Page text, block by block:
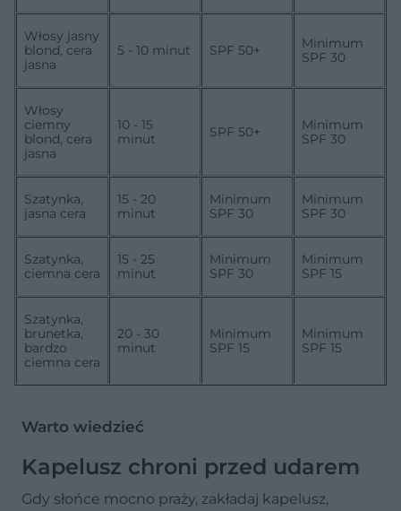
Włosy jasny
blond, cera
jasna
5 - 10 minut SPF 50+
Minimum
SPF 30
Włosy
ciemny
blond, cera
jasna
10 - 15
minut
SPF 50+
Minimum
SPF 30
Szatynka,
jasna cera
15 - 20
minut
Minimum
SPF 30
Minimum
SPF 30
Szatynka,
ciemna cera
15 - 25
minut
Minimum
SPF 30
Minimum
SPF 15
Szatynka,
brunetka,
bardzo
ciemna cera
20 - 30
minut
Minimum
SPF 15
Minimum
SPF 15
Warto wiedzieć
Kapelusz chroni przed udarem
Gdy słońce mocno praży, zakładaj kapelusz,